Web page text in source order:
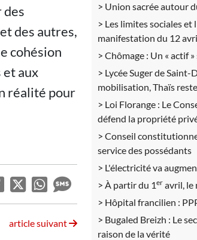
des
des autres,
cohésion
et aux
réalité pour
article suivant
Union sacrée autour
Les limites sociales et
manifestation du 12
Chômage : Un « actif
Lycée Suger de Saint-
mobilisation, Thaïs
Loi Florange : Le
défend la propriété
Conseil
service des possédants
L'électricité va
À partir du 1er avril, le
Hôpital francilien :
Bugaled Breizh : Le
raison de la vérité